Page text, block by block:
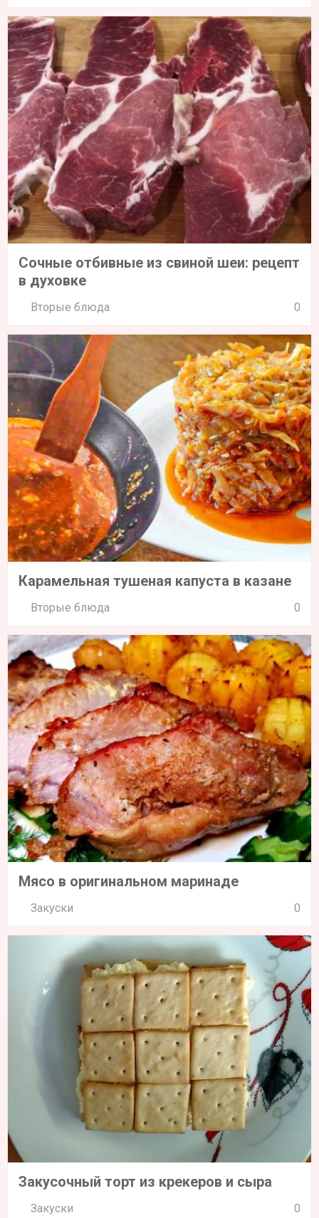
Сочные отбивные из свиной шеи: рецепт
в духовке
Вторые блюда 0
Карамельная тушеная капуста в казане
Вторые блюда 0
Мясо в оригинальном маринаде
Закуски 0
Закусочный торт из крекеров и сыра
Закуски 0